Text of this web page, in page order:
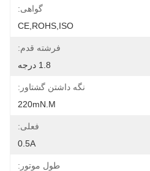
گواهی:
CE,ROHS,ISO
فرشته قدم:
1.8 درجه
نگه داشتن گشتاور:
220mN.m
فعلی:
0.5A
طول موتور: